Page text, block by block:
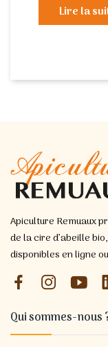
Lire la
Apiculture Remuaux
de la cire d’abeille
disponibles en ligne
Qui sommes-nous